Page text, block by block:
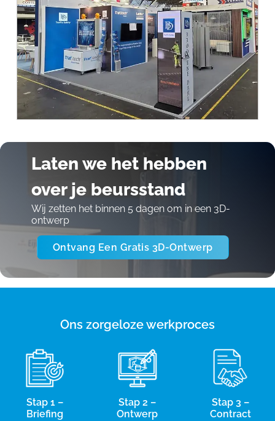
Laten we het hebben
over je beursstand
Wij zetten het binnen 5 dagen om in een 3D-
ontwerp
Ontvang Een Gratis 3D-Ontwerp
Ons zorgeloze werkproces
Stap 1 –
Briefing
Stap 2 –
Ontwerp
Stap 3 –
Contract